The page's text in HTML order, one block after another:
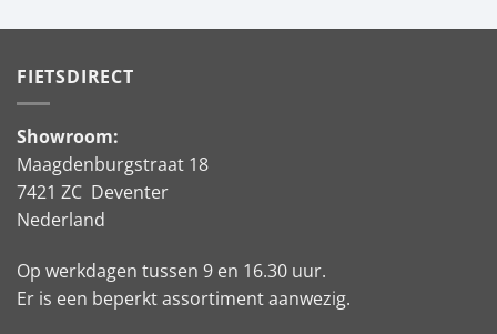
FIETSDIRECT
Showroom:
Maagdenburgstraat 18
7421 ZC Deventer
Nederland
Op werkdagen tussen 9 en 16.30 uur.
Er is een beperkt assortiment aanwezig.